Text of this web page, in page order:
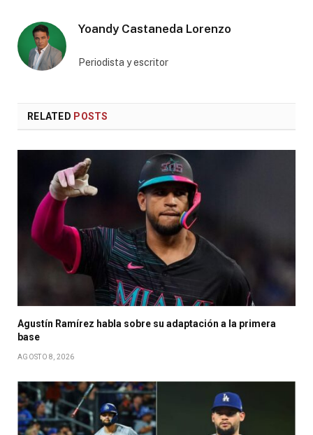
Yoandy Castaneda Lorenzo
Periodista y escritor
RELATED POSTS
Agustín Ramírez habla sobre su adaptación a la primera
base
AGOSTO 8, 2026